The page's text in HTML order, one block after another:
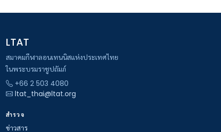
LTAT
สมาคมกีฬาลอนเทนนิสแห่งประเทศไทย
ในพระบรมราชูปถัมภ์
+66 2 503 4080
ltat_thai@ltat.org
สำรวจ
ข่าวสาร